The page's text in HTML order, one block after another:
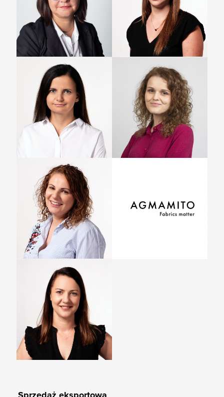
+48 538 626 574
w.ynxbzn@ntznzvgb.pbz
+48 734 214 238
obx1@ntznzvgb.pbz
Anna Szymczak
Specjalista ds. Obsługi
Klienta - Region Zachód
+48 787 093 561
Joanna Mrożek
Specjalista ds. Obsługi
Klienta - Region Zachód
+48 539 532 778
obx3@ntznzvgb.pbz
Agnieszka
Śmigielska
Specjalista ds. Obsługi
Klienta - Region Południe
+48 538 627 985
obx2@ntznzvgb.pbz
Klienta - Hurtownia
Marta Kosecka
Specjalista ds. Obsługi
Klienta - Hurtownia
+48 616 510 848
fxyrc@ntznzvgb.pbz